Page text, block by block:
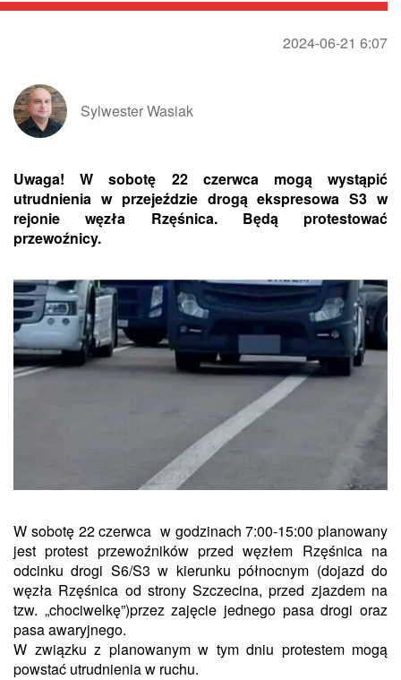
2024-06-21 6:07
Sylwester Wasiak
Uwaga! W sobotę 22 czerwca mogą wystąpić
utrudnienia w przejeździe drogą ekspresowaS3 w
rejonie węzła Rzęśnica. Będą protestować
przewoźnicy.
W sobotę 22 czerwca w godzinach 7:00-15:00 planowany
jest protest przewoźników przed węzłem Rzęśnica na
odcinku drogi S6/S3 w kierunku północnym (dojazd do
węzła Rzęśnica od strony Szczecina, przed zjazdem na
tzw. „chociwelkę”)przez zajęcie jednego pasa drogi oraz
pasa awaryjnego.
W związku z planowanym w tym dniu protestem mogą
powstać utrudnienia w ruchu.